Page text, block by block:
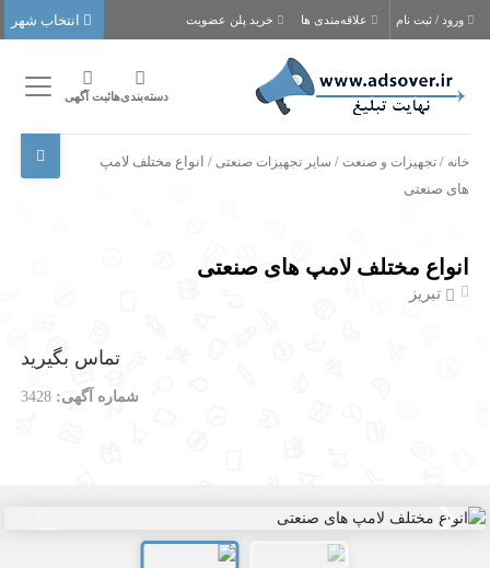
ورود / ثبت نام علاقه‌مندی ها خرید پلن عضویت
دسته‌بندی‌هاثبت آگهی
خانه /تجهیزات و صنعت / سایر تجهیزات صنعتی / انواع مختلف لامپ
های صنعتی
انواع مختلف لامپ های صنعتی
تبریز
تماس بگیرید
شماره آگهی: 3428